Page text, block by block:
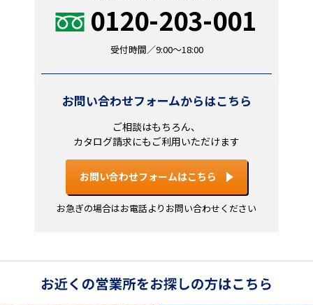
0120-203-001
受付時間／9:00～18:00
お問い合わせフォームからはこちら
ご相談はもちろん、
カタログ請求にもご利用いただけます
お問い合わせフォームはこちら
お急ぎの場合はお電話よりお問い合わせください